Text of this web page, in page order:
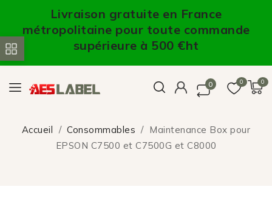
Livraison gratuite en France
métropolitaine pour toute commande
supérieure à 500 €ht
0
0
0
Accueil Consommables
Maintenance Box pour
EPSON C7500 et C7500G et C8000